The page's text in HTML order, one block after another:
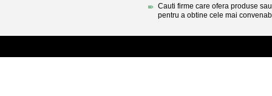
Cauti firme care ofera produse
pentru a obtine cele mai